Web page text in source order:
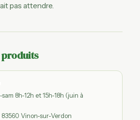
pas attendre.
produits
8h-12h et 15h-18h (juin à
Vinon-sur-Verdon